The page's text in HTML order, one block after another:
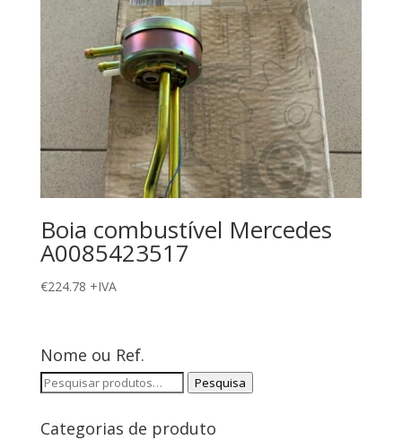
Boia combustível Mercedes
A0085423517
€224.78 +IVA
Nome ou Ref.
Pesquisar
Pesquisa
Categorias de produto